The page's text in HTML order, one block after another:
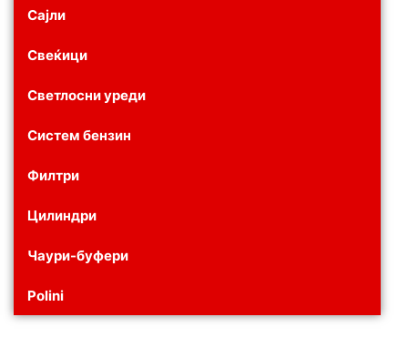
Сајли
Свеќици
Светлосни уреди
Систем бензин
Филтри
Цилиндри
Чаури-буфери
Polini